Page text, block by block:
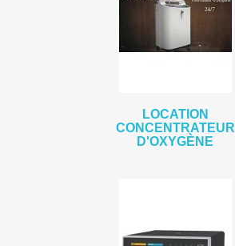
LOCATION
CONCENTRATEUR
D'OXYGÈNE